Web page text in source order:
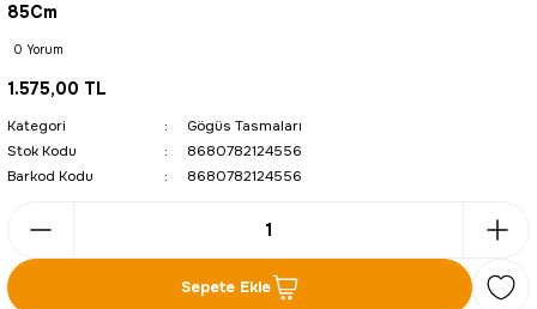
85Cm
0 Yorum
1.575,00 TL
Kategori
Gögüs Tasmaları
Stok Kodu
8680782124556
Barkod Kodu
8680782124556
Sepete Ekle